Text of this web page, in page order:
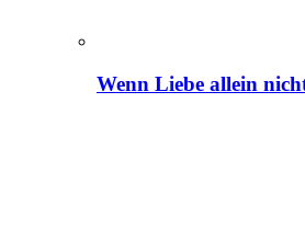
Wenn Liebe allein